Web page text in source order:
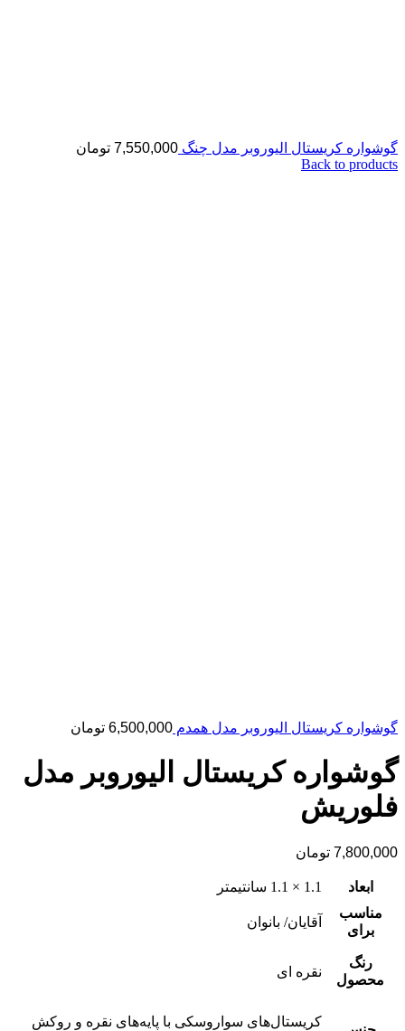
گوشواره کریستال الیوروبر مدل چنگ 7,550,000 تومان
Back to products
گوشواره کریستال الیوروبر مدل همدم 6,500,000 تومان
گوشواره کریستال الیوروبر مدل
فلوریش
7,800,000 تومان
ابعاد
1.1 × 1.1 سانتیمتر
مناسب
برای
آقایان/ بانوان
رنگ
محصول
نقره ای
کریستال‌های سواروسکی با پایه‌های نقره و روکش